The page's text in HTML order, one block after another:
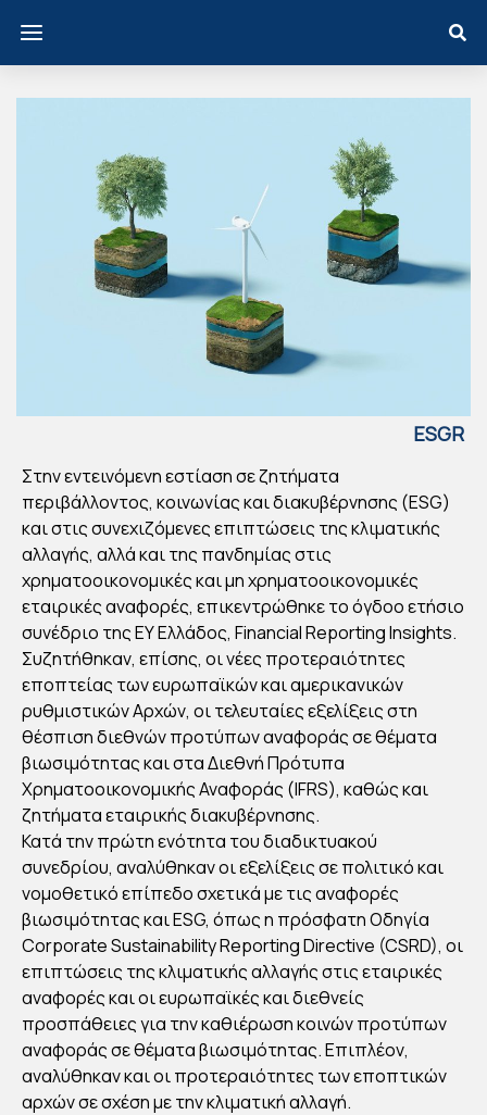
ESGR
ΕΥ:
H
ΜΑ
ΤΙΚ
Η
ΛΑΓ
Η
ΛΑ
ΗΝ
ΕΝ
ΤΑ
ΤΩ
Ν
ΕΤ
ΑΙΡΙ
Στην εντεινόμενη εστίαση σε ζητήματα
περιβάλλοντος, κοινωνίας και διακυβέρνησης (ESG)
και στις συνεχιζόμενες επιπτώσεις της κλιματικής
αλλαγής, αλλά και της πανδημίας στις
χρηματοοικονομικές και μη χρηματοοικονομικές
εταιρικές αναφορές, επικεντρώθηκε το όγδοο ετήσιο
συνέδριο της ΕΥ Ελλάδος, Financial Reporting Insights.
Συζητήθηκαν, επίσης, οι νέες προτεραιότητες
εποπτείας των ευρωπαϊκών και αμερικανικών
ρυθμιστικών Αρχών, οι τελευταίες εξελίξεις στη
θέσπιση διεθνών προτύπων αναφοράς σε θέματα
βιωσιμότητας και στα Διεθνή Πρότυπα
Χρηματοοικονομικής Αναφοράς (IFRS), καθώς και
ζητήματα εταιρικής διακυβέρνησης.
Κατά την πρώτη ενότητα του διαδικτυακού
συνεδρίου, αναλύθηκαν οι εξελίξεις σε πολιτικό και
νομοθετικό επίπεδο σχετικά με τις αναφορές
βιωσιμότητας και ESG, όπως η πρόσφατη Οδηγία
Corporate Sustainability Reporting Directive (CSRD), οι
επιπτώσεις της κλιματικής αλλαγής στις εταιρικές
αναφορές και οι ευρωπαϊκές και διεθνείς
προσπάθειες για την καθιέρωση κοινών προτύπων
αναφοράς σε θέματα βιωσιμότητας. Επιπλέον,
αναλύθηκαν και οι προτεραιότητες των εποπτικών
αρχών σε σχέση με την κλιματική αλλαγή.